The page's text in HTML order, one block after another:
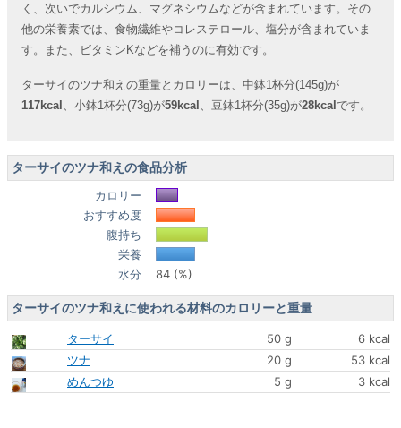
く、次いでカルシウム、マグネシウムなどが含まれています。その
他の栄養素では、食物繊維やコレステロール、塩分が含まれていま
す。また、ビタミンKなどを補うのに有効です。
ターサイのツナ和えの重量とカロリーは、中鉢1杯分(145g)が
117kcal 、小鉢1杯分(73g)が59kcal 、豆鉢1杯分(35g)が28kcal です。
ターサイのツナ和えの食品分析
カロリー
おすすめ度
腹持ち
栄養
水分
84 (%)
ターサイのツナ和えに使われる材料のカロリーと重量
ターサイ 50 g
6 kcal
ツナ
20 g
53 kcal
めんつゆ
5 g 3 kcal